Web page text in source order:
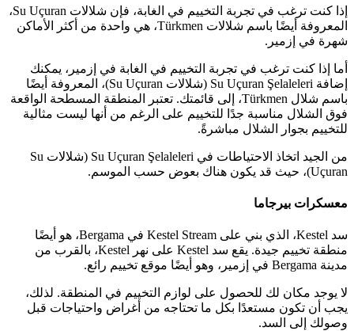
إذا كنت ترغب في تجربة التخييم في الغابة، فإن شلالات Su Uçuran،
المعروفة أيضًا باسم شلالات Türkmen، هي واحدة من أكثر الأماكن
شهرة في إزمير.
أما إذا كنت ترغب في تجربة التخييم في الغابة في إزمير، يمكنك
إضافة Su Uçuran Şelaleleri (شلالات Su Uçuran)، المعروفة أيضًا
باسم شلال Türkmen، إلى قائمتك. تعتبر المنطقة المسطحة الواقعة
فوق الشلال مناسبة جدًا للتخييم على الرغم من أنها ليست مثالية
للتخييم بجوار الشلال مباشرةً.
من الجيد اتخاذ الاحتياطات في Su Uçuran Şelaleleri (شلالات Su
Uçuran)، حيث قد يكون هناك بعوض حسب الموسم.
معسكرات بيرجاما
سد Kestel، الذي بني على Kestel Stream في Bergama، هو أيضًا
منطقة تخييم جيدة. يقع سد Kestel على نهر Kestel، بالقرب من
مدينة Bergama في إزمير، وهو أيضًا موقع تخييم رائع.
لا يوجد مكان لك للحصول على لوازم التخييم في المنطقة. لذلك،
يجب أن تكون مستعدًا بكل ما تحتاجه من أغراض واحتياجات قبل
وصولك إلى السد.